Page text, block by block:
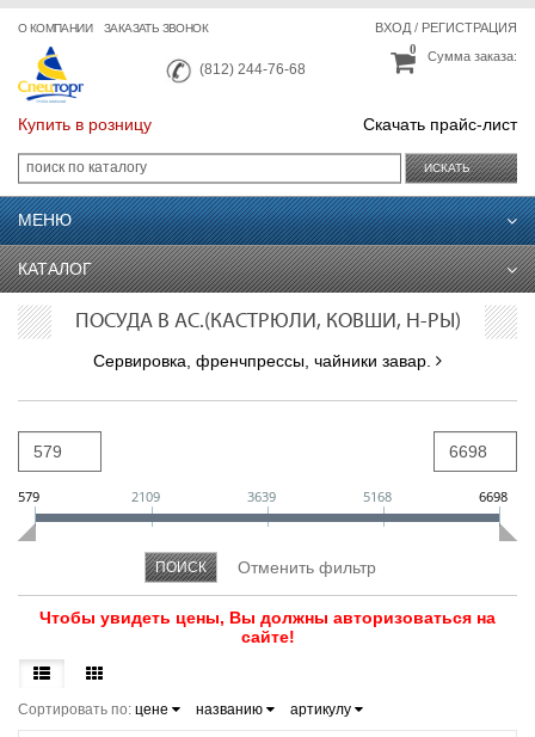
О КОМПАНИИ ЗАКАЗАТЬ ЗВОНОК
(812) 244-76-68
ВХОД/ РЕГИСТРАЦИЯ
Сумма заказа:
0
Купить в розницу Скачать прайс-лист
ИСКАТЬ
МЕНЮ
КАТАЛОГ
ПОСУДА В АС.(КАСТРЮЛИ, КОВШИ, Н-РЫ)
Сервировка, френчпрессы, чайники завар.
579 2109 3639 5168 6698
Чтобы увидеть цены, Вы должны авторизоваться на
сайте!
Сортировать по: цене названию артикулу